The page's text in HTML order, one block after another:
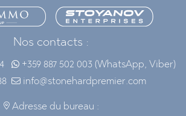
Nos contacts :
+359 887 502 003 (WhatsApp, Viber)
info@stonehardpremier.com
Adresse du bureau :